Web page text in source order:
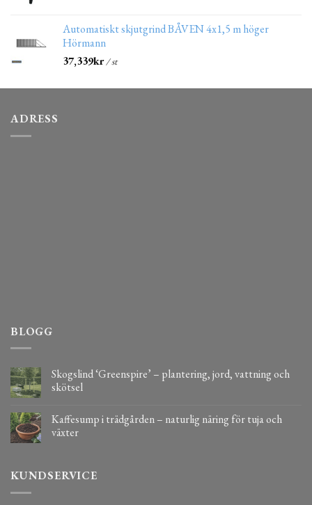
Automatiskt skjutgrind BÅVEN 4x1,5 m höger
Hörmann
37,339kr/ st
ADRESS
BLOGG
Skogslind ‘Greenspire’ – plantering, jord, vattning och
skötsel
Kaffesump i trädgården – naturlig näring för tuja och
växter
KUNDSERVICE